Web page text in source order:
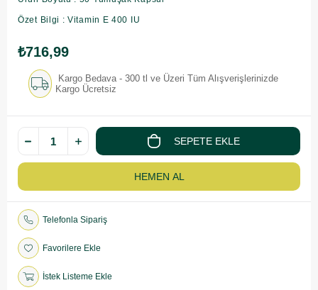
Özet Bilgi : Vitamin E 400 IU
₺716,99
Kargo Bedava - 300 tl ve Üzeri Tüm Alışverişlerinizde
Kargo Ücretsiz
Telefonla Sipariş
Favorilere Ekle
İstek Listeme Ekle